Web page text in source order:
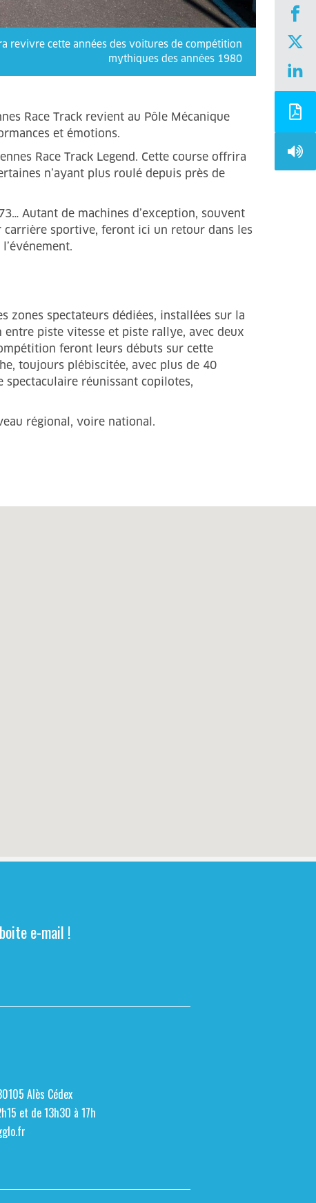
revivre cette années des voitures de compétition
mythiques des années 1980
Race Track revient au Pôle Mécanique
et émotions.
Race Track Legend. Cette course offrira
n’ayant plus roulé depuis près de
Autant de machines d’exception, souvent
carrière sportive, feront ici un retour dans les
zones spectateurs dédiées, installées sur la
piste vitesse et piste rallye, avec deux
feront leurs débuts sur cette
toujours plébiscitée, avec plus de 40
spectaculaire réunissant copilotes,
régional, voire national.
e-mail !
Alès Cédex
et de 13h30 à 17h